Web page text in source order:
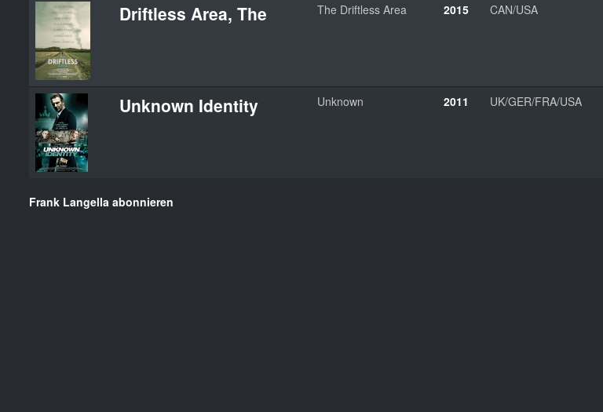
Driftless Area, The The Driftless Area 2015 CAN/USA
Unknown Identity Unknown 2011 UK/GER/FRA/USA
Frank Langella abonnieren